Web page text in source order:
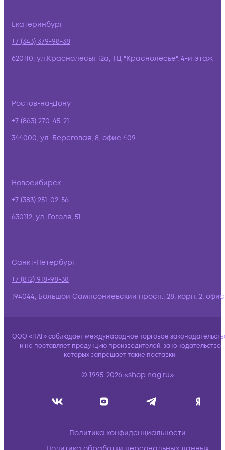
Екатеринбург
+7 (343) 379-98-38
620110, ул.Краснолесья 12а, ТЦ "Краснолесье", 4-й этаж
Ростов-на-Дону
+7 (863) 270-45-21
344000, ул. Береговая, 8, офис 409
Новосибирск
+7 (383) 251-02-56
630112, ул. Гоголя, 51
Санкт-Петербург
+7 (812) 918-98-38
194044, Большой Сампсониевский просп., 28, корп. 2,
ООО «НАГ» соблюдает международное торговое
и не поставляет продукцию производителей, законодательство
которых запрещает такие поставки.
© 1995-2026 «shop.nag.ru»
Политика конфиденциальности